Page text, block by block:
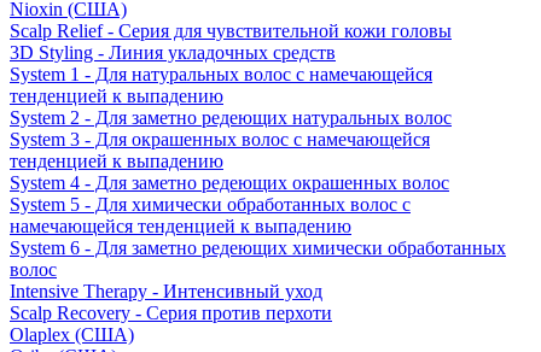
Nioxin (США)
Scalp Relief - Серия для чувствительной кожи головы
3D Styling - Линия укладочных средств
System 1 - Для натуральных волос с намечающейся
тенденцией к выпадению
System 2 - Для заметно редеющих натуральных волос
System 3 - Для окрашенных волос с намечающейся
тенденцией к выпадению
System 4 - Для заметно редеющих окрашенных волос
System 5 - Для химически обработанных волос с
намечающейся тенденцией к выпадению
System 6 - Для заметно редеющих химически обработанных
волос
Intensive Therapy - Интенсивный уход
Scalp Recovery - Серия против перхоти
Olaplex (США)